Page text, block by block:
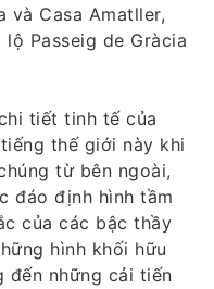
và Casa Amatller,
Passeig de Gràcia
tiết tinh tế của
thế giới này khi
từ bên ngoài,
đáo định hình tầm
của các bậc thầy
hình khối hữu
đến những cải tiến